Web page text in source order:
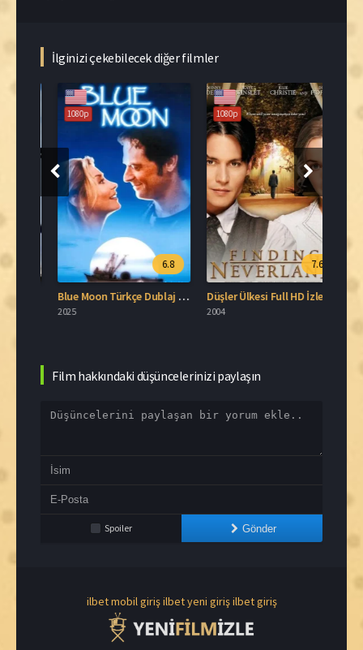
İlginizi çekebilecek diğer filmler
1080p
6.8
Blue Moon Türkçe Dublaj İzle
2025
1080p
7.6
Düşler Ülkesi Full HD İzle
2004
Film hakkındaki düşüncelerinizi paylaşın
Spoiler Gönder
ilbet mobil girişilbet yeni girişilbet giriş